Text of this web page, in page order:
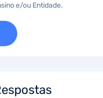
e/ou Entidade.